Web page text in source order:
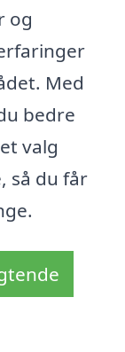
og
Med
bedre
valg
så du får